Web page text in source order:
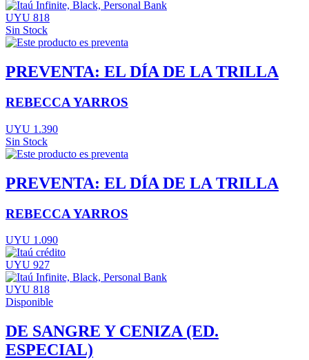
UYU 818
Sin Stock
PREVENTA: EL DÍA DE LA TRILLA
REBECCA YARROS
UYU 1.390
Sin Stock
PREVENTA: EL DÍA DE LA TRILLA
REBECCA YARROS
UYU 1.090
UYU 927
UYU 818
Disponible
DE SANGRE Y CENIZA (ED.
ESPECIAL)